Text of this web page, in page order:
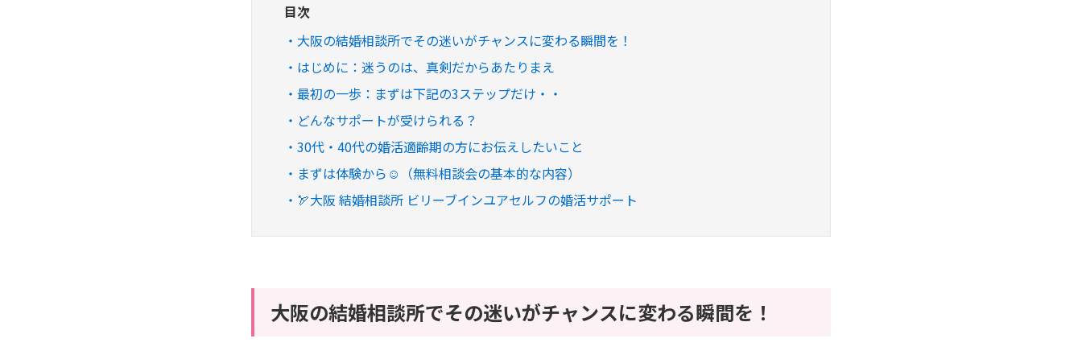
目次
大阪の結婚相談所でその迷いがチャンスに変わる瞬間を！
はじめに：迷うのは、真剣だからあたりまえ
最初の一歩：まずは下記の3ステップだけ・・
どんなサポートが受けられる？
30代・40代の婚活適齢期の方にお伝えしたいこと
まずは体験から☺（無料相談会の基本的な内容）
🏹大阪 結婚相談所 ビリーブインユアセルフの婚活サポート
大阪の結婚相談所でその迷いがチャンスに変わる瞬間を！